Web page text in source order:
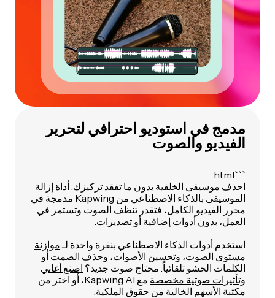
مدمج في استوديو احترافي لتحرير
الفيديو والصوت
```html
احذف موسيقى الخلفية بدون ما تفقد تركيزك. أداة إزالة
الموسيقى بالذكاء الاصطناعي من Kapwing مدمجة في
محرر الفيديو الكامل، فتقدر تنظف الصوت وتستمر في
العمل، بدون أدوات إضافية أو تصديرات.
استخدم أدوات الذكاء الاصطناعي بنقرة واحدة لـ موازنة
مستوى الصوت، وتحسين الأصوات، وحذف الصمت أو
الكلمات الحشو تلقائياً. محتاج صوت جديد؟ اصنع أغاني
وتأثيرات صوتية مخصصة
مع Kapwing AI، أو اختر من
مكتبة الأسهم الخالية من حقوق الملكية.